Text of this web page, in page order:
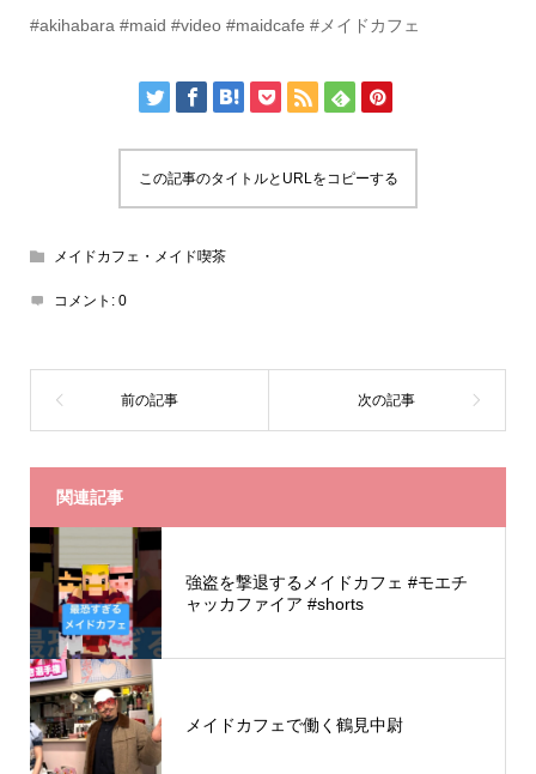
#akihabara #maid #video #maidcafe #メイドカフェ
この記事のタイトルとURLをコピーする
メイドカフェ・メイド喫茶
コメント: 0
関連記事
強盗を撃退するメイドカフェ #モエチ
ャッカファイア #shorts
メイドカフェで働く鶴見中尉